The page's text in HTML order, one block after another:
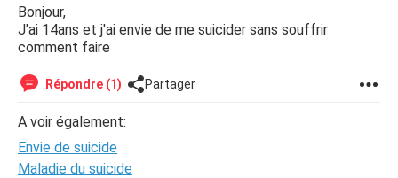
Bonjour,
J'ai 14ans et j'ai envie de me suicider sans souffrir
comment faire
Répondre (1) Partager
A voir également:
Envie de suicide
Maladie du suicide